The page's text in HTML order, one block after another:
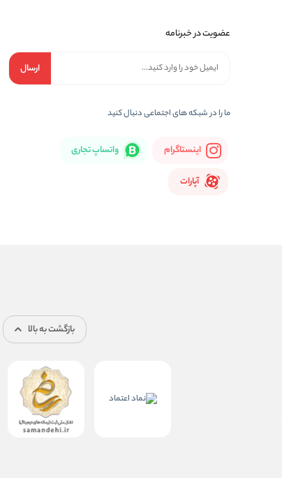
عضویت در خبرنامه
ارسال
ما را در شبكه های اجتماعی دنبال کنید
اینستاگرام واتساپ تجاری
آپارات
بازگشت به بالا